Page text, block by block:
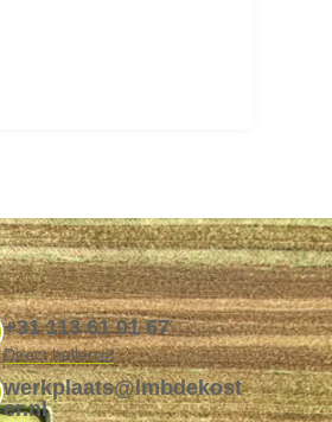
+31 113 61 01 67
Direct bellen
werkplaats@lmbdekost
er.nl